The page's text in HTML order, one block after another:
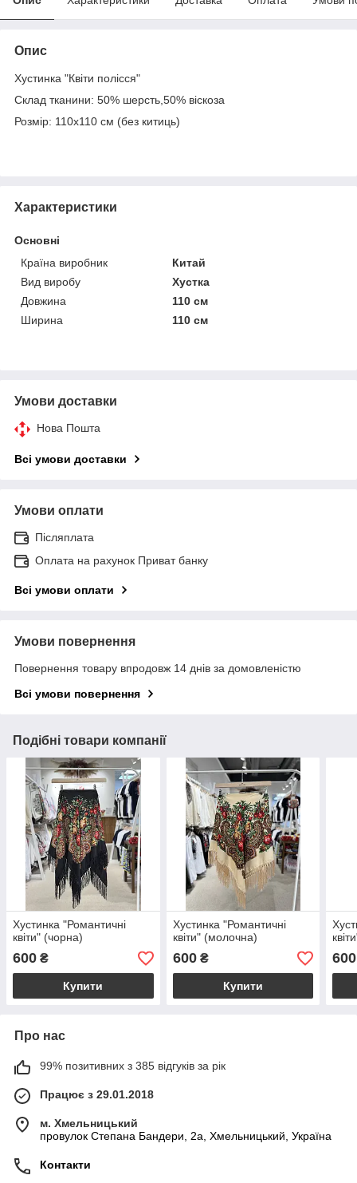
Опис
Хустинка "Квіти полісся"
Склад тканини: 50% шерсть,50% віскоза
Розмір: 110х110 см (без китиць)
Характеристики
Основні
Країна виробник
Китай
Вид виробу
Хустка
Довжина
110 см
Ширина
110 см
Умови доставки
Нова Пошта
Всі умови доставки
Умови оплати
Післяплата
Оплата на рахунок Приват банку
Всі умови оплати
Умови повернення
Повернення товару впродовж 14 днів за домовленістю
Всі умови повернення
Подібні товари компанії
Хустинка "Романтичні
квіти" (чорна)
600 ₴
Купити
Хустинка "Романтичні
квіти" (молочна)
600₴
Купити
600
Про нас
99% позитивних з 385 відгуків за рік
Працює з 29.01.2018
м. Хмельницький
провулок Степана Бандери, 2a, Хмельницький, Україна
Контакти